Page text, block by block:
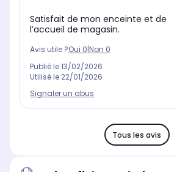
Satisfait de mon enceinte et de
l’accueil de magasin.
Avis utile ?Oui 0|Non 0
Publié le13/02/2026
Utilisé le 22/01/2026
Signaler un abus
Tous les avis